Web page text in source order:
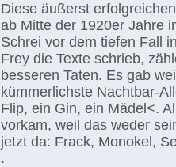
Diese äußerst
ab Mitte der 1920er Jahre
Schrei vor dem tiefen Fall
Frey die Texte schrieb,
besseren Taten. Es gab
kümmerlichste Nachtbar-
Flip, ein Gin, ein Mädel<.
vorkam, weil das weder
jetzt da: Frack, Monokel,
.